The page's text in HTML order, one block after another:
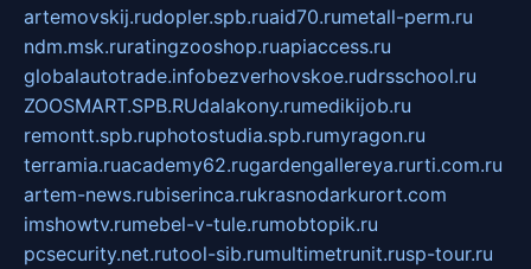
artemovskij.rudopler.spb.ruaid70.rumetall-perm.ru
ndm.msk.ruratingzooshop.ruapiaccess.ru
globalautotrade.infobezverhovskoe.rudrsschool.ru
ZOOSMART.SPB.RUdalakony.rumedikijob.ru
remontt.spb.ruphotostudia.spb.rumyragon.ru
terramia.ruacademy62.rugardengallereya.rurti.com.ru
artem-news.rubiserinca.rukrasnodarkurort.com
imshowtv.rumebel-v-tule.rumobtopik.ru
pcsecurity.net.rutool-sib.rumultimetrunit.rusp-tour.ru